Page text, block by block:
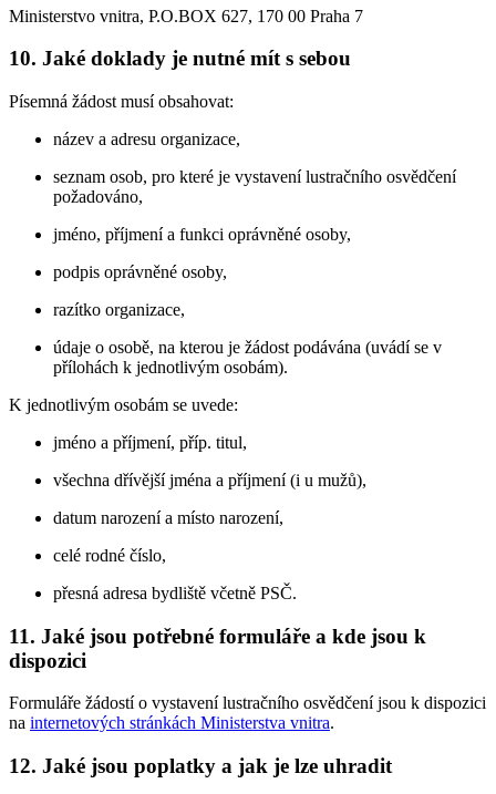
Ministerstvo vnitra, P.O.BOX 627, 170 00 Praha 7
10. Jaké doklady je nutné mít s sebou
Písemná žádost musí obsahovat:
název a adresu organizace,
seznam osob, pro které je vystavení lustračního osvědčení
požadováno,
jméno, příjmení a funkci oprávněné osoby,
podpis oprávněné osoby,
razítko organizace,
údaje o osobě, na kterou je žádost podávána (uvádí se v
přílohách k jednotlivým osobám).
K jednotlivým osobám se uvede:
jméno a příjmení, příp. titul,
všechna dřívější jména a příjmení (i u mužů),
datum narození a místo narození,
celé rodné číslo,
přesná adresa bydliště včetně PSČ.
11. Jaké jsou potřebné formuláře a kde jsou k
dispozici
Formuláře žádostí o vystavení lustračního osvědčení jsou k dispozici
na internetových stránkách Ministerstva vnitra.
12. Jaké jsou poplatky a jak je lze uhradit